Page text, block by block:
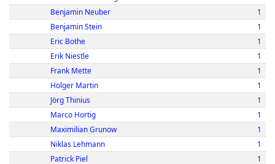
Benjamin Neuber
1
Benjamin Stein
1
Eric Bothe
1
Erik Niestle
1
Frank Mette
1
Holger Martin
1
Jörg Thinius
1
Marco Hortig
1
Maximilian Grunow
1
Niklas Lehmann
1
Patrick Piel
1